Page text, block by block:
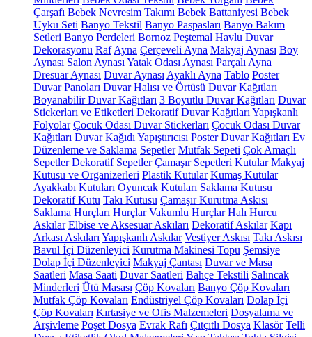
Çarşafı Bebek Nevresim Takımı Bebek Battaniyesi Bebek
Uyku Seti Banyo Tekstil Banyo Paspasları Banyo Bakım
Setleri Banyo Perdeleri Bornoz Peştemal Havlu Duvar
Dekorasyonu Raf Ayna Çerçeveli Ayna Makyaj Aynası Boy
Aynası Salon Aynası Yatak Odası Aynası Parçalı Ayna
Dresuar Aynası Duvar Aynası Ayaklı Ayna Tablo Poster
Duvar Panoları Duvar Halısı ve Örtüsü Duvar Kağıtları
Boyanabilir Duvar Kağıtları 3 Boyutlu Duvar Kağıtları Duvar
Stickerları ve Etiketleri Dekoratif Duvar Kağıtları Yapışkanlı
Folyolar Çocuk Odası Duvar Stickerları Çocuk Odası Duvar
Kağıtları Duvar Kağıdı Yapıştırıcısı Poster Duvar Kağıtları Ev
Düzenleme ve Saklama Sepetler Mutfak Sepeti Çok Amaçlı
Sepetler Dekoratif Sepetler Çamaşır Sepetleri Kutular Makyaj
Kutusu ve Organizerleri Plastik Kutular Kumaş Kutular
Ayakkabı Kutuları Oyuncak Kutuları Saklama Kutusu
Dekoratif Kutu Takı Kutusu Çamaşır Kurutma Askısı
Saklama Hurçları Hurçlar Vakumlu Hurçlar Halı Hurcu
Askılar Elbise ve Aksesuar Askıları Dekoratif Askılar Kapı
Arkası Askıları Yapışkanlı Askılar Vestiyer Askısı Takı Askısı
Bavul İçi Düzenleyici Kurutma Makinesi Topu Şemsiye
Dolap İçi Düzenleyici Makyaj Çantası Duvar ve Masa
Saatleri Masa Saati Duvar Saatleri Bahçe Tekstili Salıncak
Minderleri Ütü Masası Çöp Kovaları Banyo Çöp Kovaları
Mutfak Çöp Kovaları Endüstriyel Çöp Kovaları Dolap İçi
Çöp Kovaları Kırtasiye ve Ofis Malzemeleri Dosyalama ve
Arşivleme Poşet Dosya Evrak Rafı Çıtçıtlı Dosya Klasör Telli